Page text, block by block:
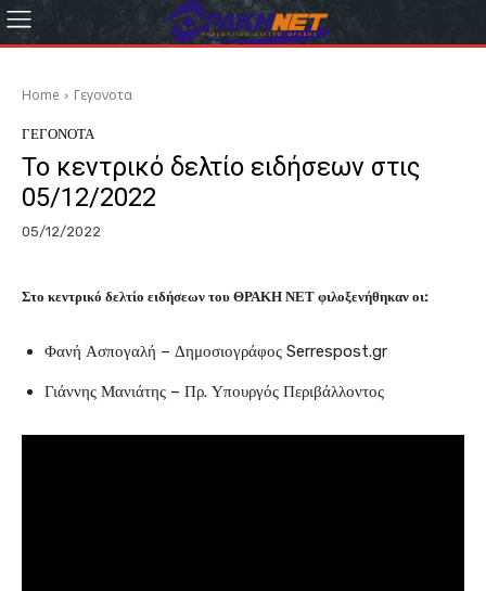
Home Γεγονοτα
ΓΕΓΟΝΟΤΑ
Το κεντρικό δελτίο ειδήσεων στις
05/12/2022
05/12/2022
Στο κεντρικό δελτίο ειδήσεων του ΘΡΑΚΗ ΝΕΤ φιλοξενήθηκαν οι:
Φανή Ασπογαλή – Δημοσιογράφος Serrespost.gr
Γιάννης Μανιάτης – Πρ. Υπουργός Περιβάλλοντος